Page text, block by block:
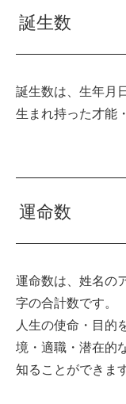
誕生数
誕生数は、生年月
生まれ持った才能
運命数
運命数は、姓名の
字の合計数です。
人生の使命・目的
境・適職・潜在的
知ることができま